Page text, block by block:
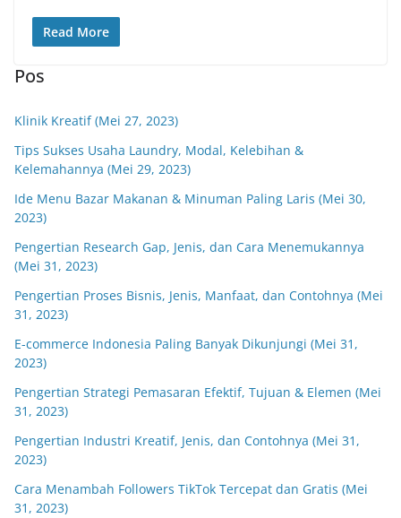
Read More
Pos
Klinik Kreatif (Mei 27, 2023)
Tips Sukses Usaha Laundry, Modal, Kelebihan &
Kelemahannya (Mei 29, 2023)
Ide Menu Bazar Makanan & Minuman Paling Laris (Mei 30,
2023)
Pengertian Research Gap, Jenis, dan Cara Menemukannya
(Mei 31, 2023)
Pengertian Proses Bisnis, Jenis, Manfaat, dan Contohnya (Mei
31, 2023)
E-commerce Indonesia Paling Banyak Dikunjungi (Mei 31,
2023)
Pengertian Strategi Pemasaran Efektif, Tujuan & Elemen (Mei
31, 2023)
Pengertian Industri Kreatif, Jenis, dan Contohnya (Mei 31,
2023)
Cara Menambah Followers TikTok Tercepat dan Gratis (Mei
31, 2023)